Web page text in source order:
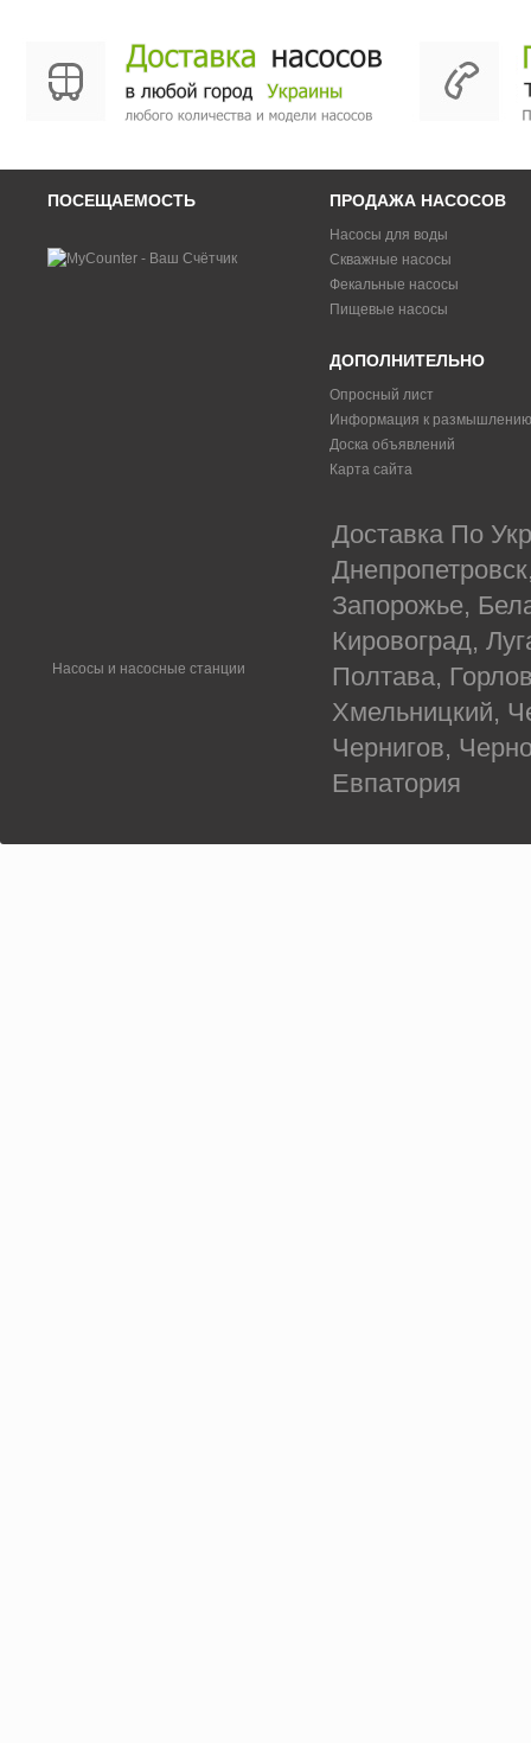
ПОСЕЩАЕМОСТЬ ПРОДАЖА НАСОСОВ
Насосы для воды
Скважные насосы
Фекальные насосы
Пищевые насосы
ДОПОЛНИТЕЛЬНО
Опросный лист
Информация к размышлению
Доска объявлений
Карта сайта
Насосы и насосные станции
Доставка По
Запорожье,
Кировоград,
Полтава,
Хмельницкий,
Чернигов,
Евпатория